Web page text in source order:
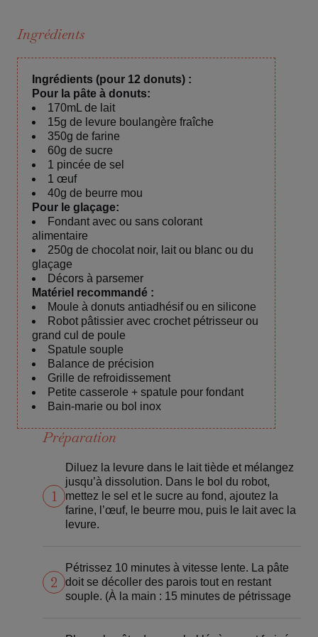
Ingrédients
Ingrédients (pour 12 donuts) :
Pour la pâte à donuts:
170mL de lait
15g de levure boulangère fraîche
350g de farine
60g de sucre
1 pincée de sel
1 œuf
40g de beurre mou
Pour le glaçage:
Fondant avec ou sans colorant
alimentaire
250g de chocolat noir, lait ou blanc ou du
glaçage
Décors à parsemer
Matériel recommandé :
Moule à donuts antiadhésif ou en silicone
Robot pâtissier avec crochet pétrisseur ou
grand cul de poule
Spatule souple
Balance de précision
Grille de refroidissement
Petite casserole + spatule pour fondant
Bain-marie ou bol inox
Préparation
1
Diluez la levure dans le lait tiède et mélangez
jusqu’à dissolution. Dans le bol du robot,
mettez le sel et le sucre au fond, ajoutez la
farine, l’œuf, le beurre mou, puis le lait avec la
levure.
2
Pétrissez 10 minutes à vitesse lente. La pâte
doit se décoller des parois tout en restant
souple. (À la main : 15 minutes de pétrissage